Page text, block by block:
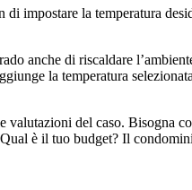
impostare la temperatura
anche di riscaldare
la temperatura
del caso. Bisogna
è il tuo budget? Il